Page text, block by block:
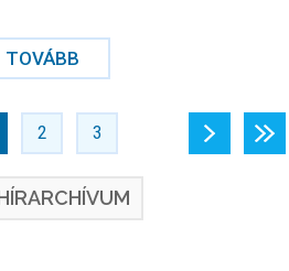
TOVÁBB
2 3 › »